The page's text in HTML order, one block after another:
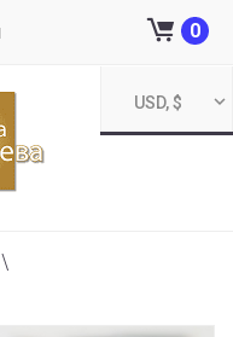
USD, $
0
\